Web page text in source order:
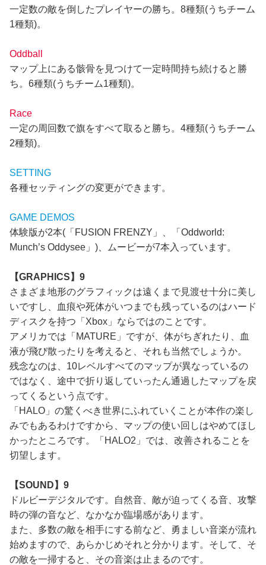
一定数の敵を倒したプレイヤーの勝ち。8種類(うちチーム
1種類)。
Oddball
マップ上にある骸骨を見つけて一定時間持ち続けると勝
ち。6種類(うちチーム1種類)。
Race
一定の周回数で旗をすべて取ると勝ち。4種類(うちチーム
2種類)。
SETTING
各種セッティングの変更ができます。
GAME DEMOS
体験版が2本(「FUSION FRENZY」、「Oddworld:
Munch’s Oddysee」)、ムービーが7本入っています。
【GRAPHICS】9
さまざま地形のグラフィックは遠くまで見渡せ十分に美し
いですし、血痕や死体がいつまでも残っているのはハード
ディスクを持つ「Xbox」ならではのことです。
アメリカでは「MATURE」ですが、体がちぎれたり、血
液が飛び散ったりを考えると、それも当然でしょうか。
残念なのは、10レベルすべてのマップが異なっているの
ではなく、途中で折り返していったん通過したマップを戻
ってくるという点です。
「HALO」の驚くべき世界にふれていくことが本作の楽し
みでもあるわけですから、マップの使い回しはやめてほし
かったところです。「HALO2」では、改善されることを
切望します。
【SOUND】9
ドルビーデジタルです。自然音、敵が迫ってくる音、攻撃
時の弾の音など、なかなか臨場感があります。
また、多数の敵を相手にする前など、勇ましい音楽が流れ
始めますので、あらかじめそれと分かります。そして、そ
の敵を一掃すると、その音楽は止まるのです。